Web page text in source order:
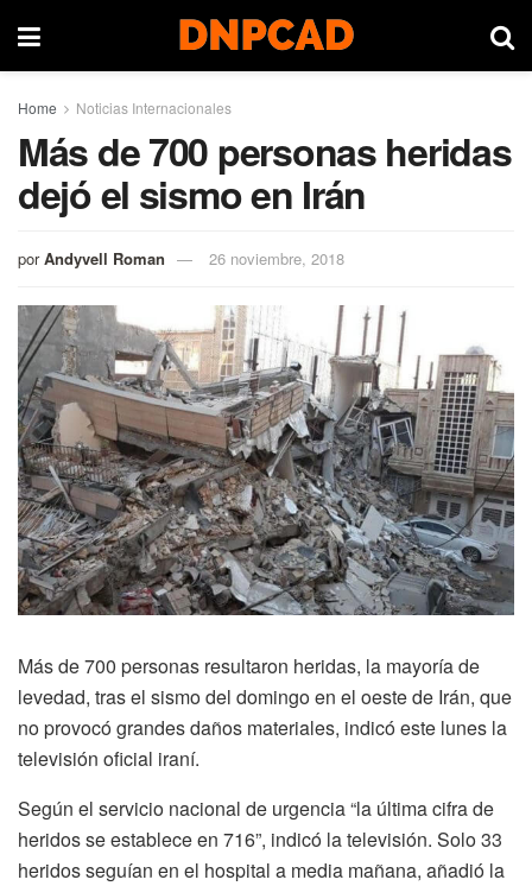
Home Noticias Internacionales
Más de 700 personas heridas
dejó el sismo en Irán
por Andyvell Roman 26 noviembre, 2018
Más de 700 personas resultaron heridas, la mayoría de
levedad, tras el sismo del domingo en el oeste de Irán, que
no provocó grandes daños materiales, indicó este lunes la
televisión oficial iraní.
Según el servicio nacional de urgencia “la última cifra de
heridos se establece en 716”, indicó la televisión. Solo 33
heridos seguían en el hospital a media mañana, añadió la